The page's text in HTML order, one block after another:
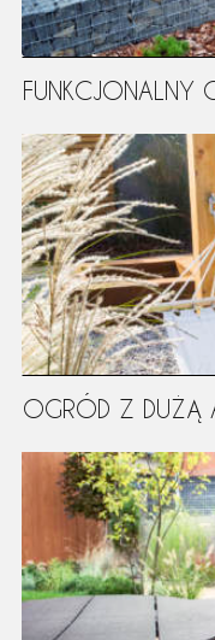
FUNKCJONALNY
OGRÓD Z DUŻĄ